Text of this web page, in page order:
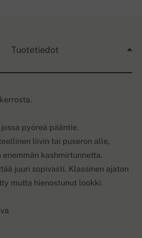
Tuotetiedot
pyöreä pääntie.
liivin tai puseron alle,
kashmirtunnetta.
juuri sopivasti. Klassinen ajaton
mutta hienostunut lookki.